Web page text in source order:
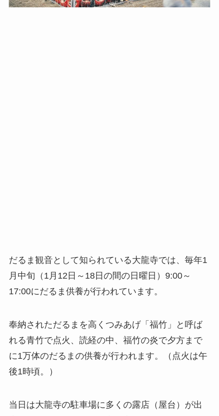
だるま観音として知られている大龍寺では、毎年1
月中旬（1月12日～18日の間の日曜日）9:00～
17:00にだるま供養が行われています。
奉納されただるまを高くつみあげ「福竹」と呼ば
れる青竹で点火、読経の中、福竹の炎で夕方まで
に1万体のだるまの供養が行われます。（点火は午
後1時頃。）
当日は大龍寺の駐車場に多くの露店（屋台）が出